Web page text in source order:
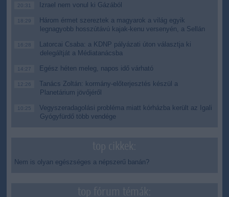
20:31 Izrael nem vonul ki Gázából
18:29
Három érmet szereztek a magyarok a világ egyik
legnagyobb hosszútávú kajak-kenu versenyén, a Sellán
16:28
Latorcai Csaba: a KDNP pályázati úton választja ki
delegáltját a Médiatanácsba
14:27 Egész héten meleg, napos idő várható
12:26
Tanács Zoltán: kormány-előterjesztés készül a
Planetárium jövőjéről
10:25
Vegyszeradagolási probléma miatt kórházba került az Igali
Gyógyfürdő több vendége
Nem is olyan egészséges a népszerű banán?